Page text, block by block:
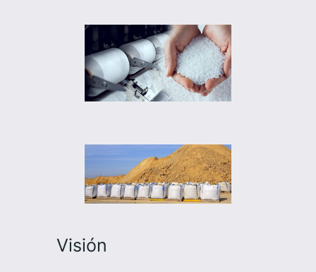
Visión